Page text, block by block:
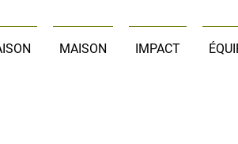
MAISON IMPACT